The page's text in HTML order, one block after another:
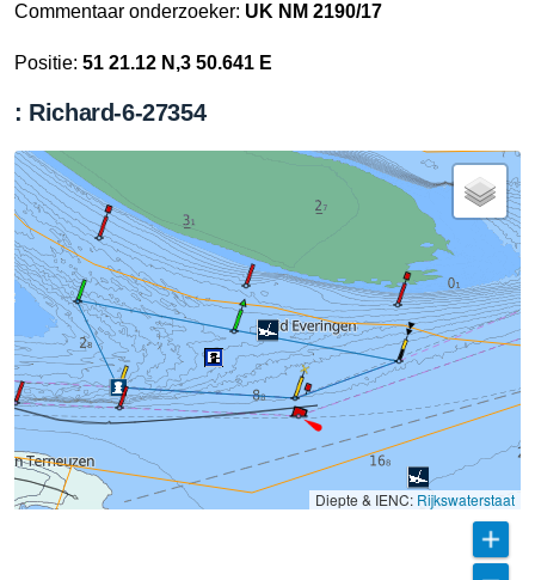
Commentaar onderzoeker: UK NM 2190/17
Positie: 51 21.12 N,3 50.641 E
: Richard-6-27354
Diepte & IENC: Rijkswaterstaat